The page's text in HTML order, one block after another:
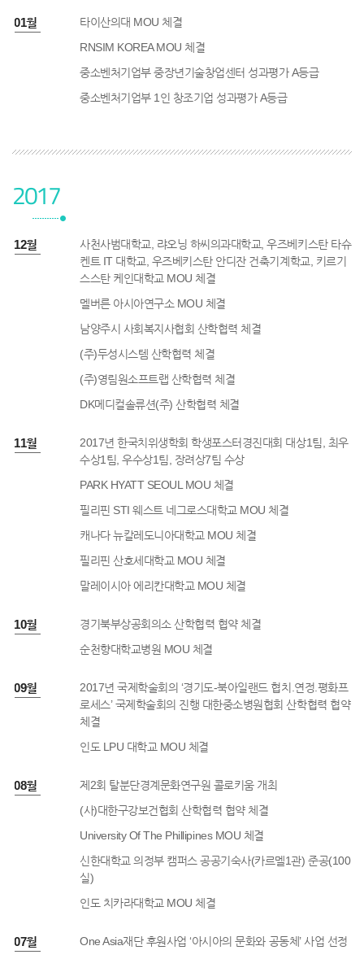
01월
타이산의대 MOU 체결
RNSIM KOREA MOU 체결
중소벤처기업부 중장년기술창업센터 성과평가 A등급
중소벤처기업부 1인 창조기업 성과평가 A등급
2017
12월
사천사범대학교, 랴오닝 하씨의과대학교, 우즈베키스탄 타슈
켄트 IT 대학교, 우즈베키스탄 안디잔 건축기계학교, 키르기
스스탄 케인대학교 MOU 체결
멜버른 아시아연구소 MOU 체결
남양주시 사회복지사협회 산학협력 체결
(주)두성시스템 산학협력 체결
(주)영림원소프트랩 산학협력 체결
DK메디컬솔류션(주) 산학협력 체결
11월
2017년 한국치위생학회 학생포스터경진대회 대상1팀, 최우
수상1팀, 우수상1팀, 장려상7팀 수상
PARK HYATT SEOUL MOU 체결
필리핀 STI 웨스트 네그로스대학교 MOU 체결
캐나다 뉴칼레도니아대학교 MOU 체결
필리핀 산호세대학교 MOU 체결
말레이시아 에리칸대학교 MOU 체결
10월
경기북부상공회의소 산학협력 협약 체결
순천향대학교병원 MOU 체결
09월
2017년 국제학술회의 ‘경기도-북아일랜드 협치.연정.평화프
로세스’ 국제학술회의 진행 대한중소병원협회 산학협력 협약
체결
인도 LPU 대학교 MOU 체결
08월
제2회 탈분단경계문화연구원 콜로키움 개최
(사)대한구강보건협회 산학협력 협약 체결
University Of The Phillipines MOU 체결
신한대학교 의정부 캠퍼스 공공기숙사(카르멜1관) 준공(100
실)
인도 치카라대학교 MOU 체결
07월
One Asia재단 후원사업 ‘아시아의 문화와 공동체’ 사업 선정